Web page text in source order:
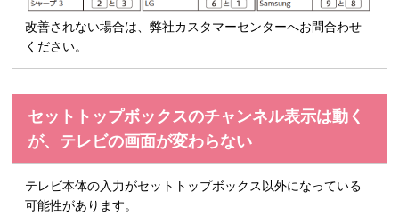
改善されない場合は、弊社カスタマーセンターへお問合わせ
ください。
セットトップボックスのチャンネル表示は動く
が、テレビの画面が変わらない
テレビ本体の入力がセットトップボックス以外になっている
可能性があります。